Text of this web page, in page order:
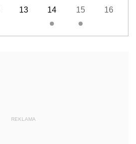
13 14 15 16
REKLAMA